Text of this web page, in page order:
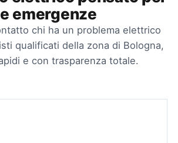
emergenze
chi ha un problema elettrico
qualificati della zona di Bologna,
e con trasparenza totale.